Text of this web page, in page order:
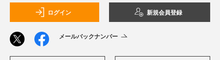
ログイン 新規会員登録
メールバックナンバー